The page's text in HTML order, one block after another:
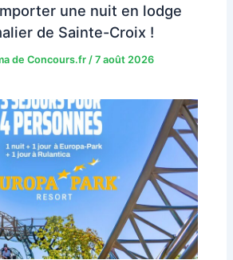
une nuit en lodge
de Sainte-Croix !
de Concours.fr /7 août 2026